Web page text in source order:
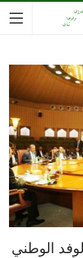
الوطني